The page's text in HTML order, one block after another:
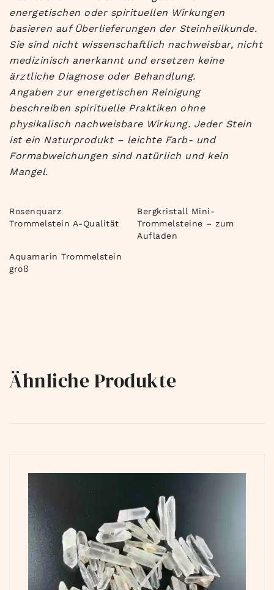
energetischen oder spirituellen Wirkungen
basieren auf Überlieferungen der Steinheilkunde.
Sie sind nicht wissenschaftlich nachweisbar, nicht
medizinisch anerkannt und ersetzen keine
ärztliche Diagnose oder Behandlung.
Angaben zur energetischen Reinigung
beschreiben spirituelle Praktiken ohne
physikalisch nachweisbare Wirkung. Jeder Stein
ist ein Naturprodukt – leichte Farb- und
Formabweichungen sind natürlich und kein
Mangel.
Rosenquarz
Trommelstein A-Qualität
Bergkristall Mini-
Trommelsteine – zum
Aufladen
Aquamarin Trommelstein
groß
Ähnliche Produkte